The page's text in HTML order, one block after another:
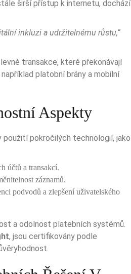
širší přístup k internetu, dochází
transakce, které překonávají
platobní brány a mobilní
Aspekty
pokročilých technologií, jako
účtů a transakcí.
záznamů.
podvodů a zlepšení uživatelského
, jsou certifikovány podle